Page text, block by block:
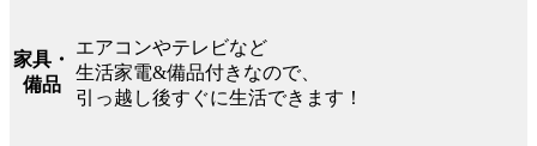
家具・
備品
エアコンやテレビなど
生活家電&備品付きなので、
引っ越し後すぐに生活できます！